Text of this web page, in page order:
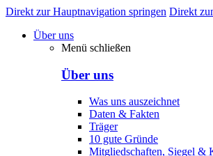
Direkt zur Hauptnavigation springen Direkt
Über uns
Menü schließen
Über uns
Was uns auszeichnet
Daten & Fakten
Träger
10 gute Gründe
Mitgliedschaften, Siegel &